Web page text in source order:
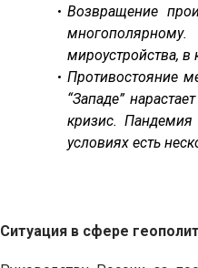
Возвращение
мироустройства,
Противостояние
“Западе”
кризис. Пандемия
условиях есть
Ситуация в сфере